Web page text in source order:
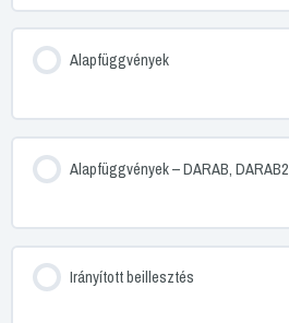
Alapfüggvények
Alapfüggvények – DARAB, DARAB2
Irányított beillesztés